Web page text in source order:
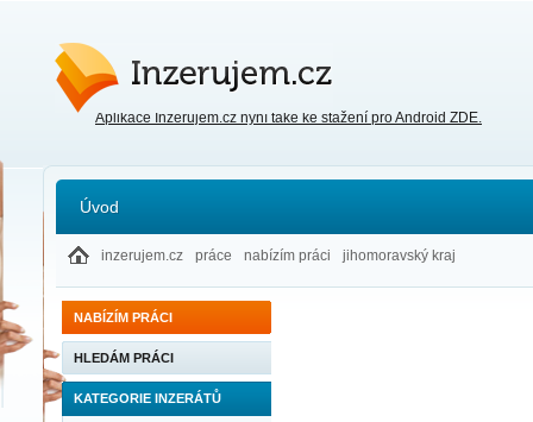
Inzerujem.cz
Aplikace Inzerujem.cz nyní také ke stažení pro Android ZDE.
Úvod
inzerujem.cz práce nabízím práci jihomoravský kraj
NABÍZÍM PRÁCI
HLEDÁM PRÁCI
KATEGORIE INZERÁTŮ